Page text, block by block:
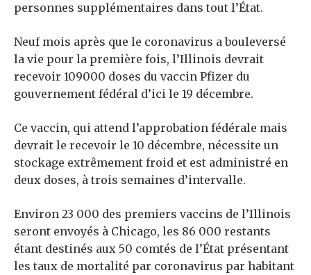
personnes supplémentaires dans tout l’État.
Neuf mois après que le coronavirus a bouleversé
la vie pour la première fois, l’Illinois devrait
recevoir 109000 doses du vaccin Pfizer du
gouvernement fédéral d’ici le 19 décembre.
Ce vaccin, qui attend l’approbation fédérale mais
devrait le recevoir le 10 décembre, nécessite un
stockage extrêmement froid et est administré en
deux doses, à trois semaines d’intervalle.
Environ 23 000 des premiers vaccins de l’Illinois
seront envoyés à Chicago, les 86 000 restants
étant destinés aux 50 comtés de l’État présentant
les taux de mortalité par coronavirus par habitant